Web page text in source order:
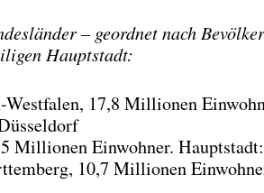
– geordnet nach
Hauptstadt:
17,8 Millionen
Millionen Einwohner.
10,7 Millionen